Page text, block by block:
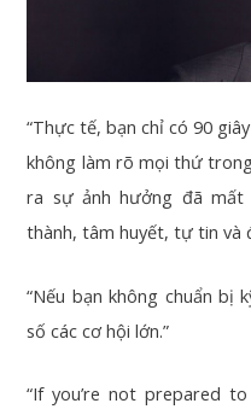
“Thực tế, bạn chỉ có 90
không làm rõ mọi thứ
ra sự ảnh hưởng đã mất
thành, tâm huyết, tự tin và
“Nếu bạn không chuẩn bị
số các cơ hội lớn.”
“If you’re not prepared